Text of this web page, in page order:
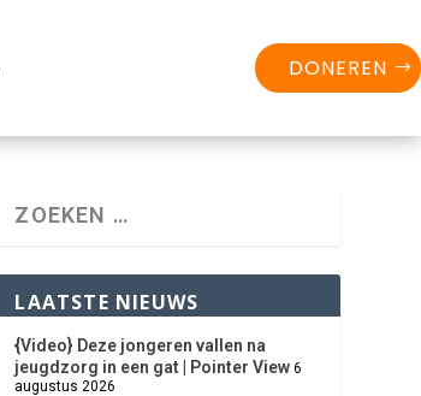
DONEREN
LAATSTE NIEUWS
{Video} Deze jongeren vallen na
jeugdzorg in een gat | Pointer View 6
augustus 2026